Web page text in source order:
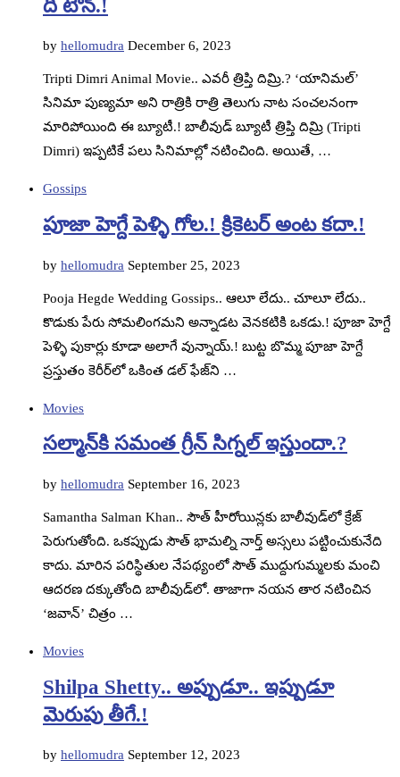
ది టౌన్.!
by hellomudra December 6, 2023
Tripti Dimri Animal Movie.. ఎవరీ త్రిప్తి దిమ్రి.? ‘యానిమల్’
సినిమా పుణ్యమా అని రాత్రికి రాత్రి తెలుగు నాట సంచలనంగా
మారిపోయింది ఈ బ్యూటీ.! బాలీవుడ్ బ్యూటీ త్రిప్తి దిమ్రి (Tripti
Dimri) ఇప్పటికే పలు సినిమాల్లో నటించింది. అయితే, …
Gossips
పూజా హెగ్దే పెళ్ళి గోల.! క్రికెటర్ అంట కదా.!
by hellomudra September 25, 2023
Pooja Hegde Wedding Gossips.. ఆలూ లేదు.. చూలూ లేదు..
కొడుకు పేరు సోమలింగమని అన్నాడట వెనకటికి ఒకడు.! పూజా హెగ్దే
పెళ్ళి పుకార్లు కూడా అలాగే వున్నాయ్.! బుట్ట బొమ్మ పూజా హెగ్దే
ప్రస్తుతం కెరీర్‌లో ఒకింత డల్ ఫేజ్‌ని …
Movies
సల్మాన్‌కి సమంత గ్రీన్ సిగ్నల్ ఇస్తుందా.?
by hellomudra September 16, 2023
Samantha Salman Khan.. సౌత్ హీరోయిన్లకు బాలీవుడ్‌లో క్రేజ్
పెరుగుతోంది. ఒకప్పుడు సౌత్ భామల్ని నార్త్ అస్సలు పట్టించుకునేది
కాదు. మారిన పరిస్థితుల నేపథ్యంలో సౌత్ ముద్దుగుమ్మలకు మంచి
ఆదరణ దక్కుతోంది బాలీవుడ్‌లో. తాజాగా నయన తార నటించిన
‘జవాన్’ చిత్రం …
Movies
Shilpa Shetty.. అప్పుడూ.. ఇప్పుడూ
మెరుపు తీగే.!
by hellomudra September 12, 2023